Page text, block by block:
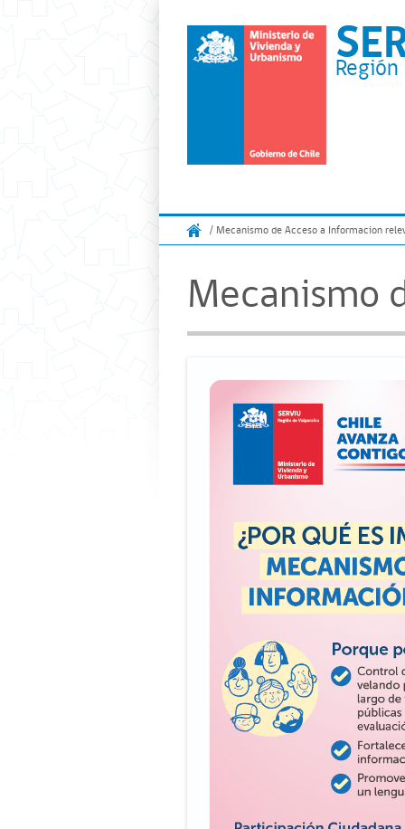
/ Mecanismo de Acceso a Informacion
Mecanismo